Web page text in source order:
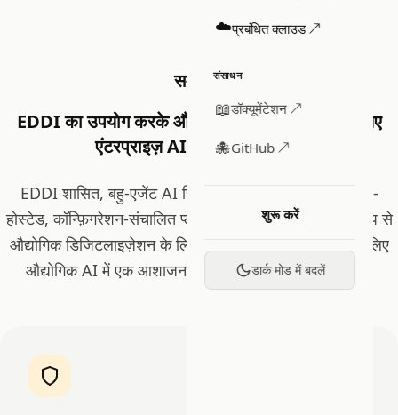
☁️प्रबंधित क्लाउड ↗
संसाधन
📖डॉक्यूमेंटेशन ↗
🐙GitHub ↗
शुरू करें
डार्क मोड में बदलें
समाधान
EDDI का उपयोग करके औद्योगिक डिजिटलाइज़ेशन के लिए
एंटरप्राइज़ AI एजेंट ऑर्केस्ट्रेशन
EDDI शासित, बहु-एजेंट AI सिस्टम तैनात करने के लिए एक स्व-
होस्टेड, कॉन्फ़िगरेशन-संचालित प्लेटफ़ॉर्म प्रदान करता है, विशेष रूप से
औद्योगिक डिजिटलाइज़ेशन के लिए निर्मित। इसे ग्लोबल साउथ के लिए
औद्योगिक AI में एक आशाजनक योगदान के रूप में मान्यता मिली: